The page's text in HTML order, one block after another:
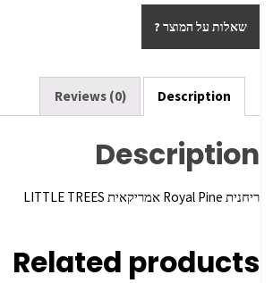
b
o
o
k
tt
er
ar
e
שאלות על המוצר ?
Description
Reviews (0)
Description
ריחנית Royal Pine אמריקאית LITTLE TREES
Related products